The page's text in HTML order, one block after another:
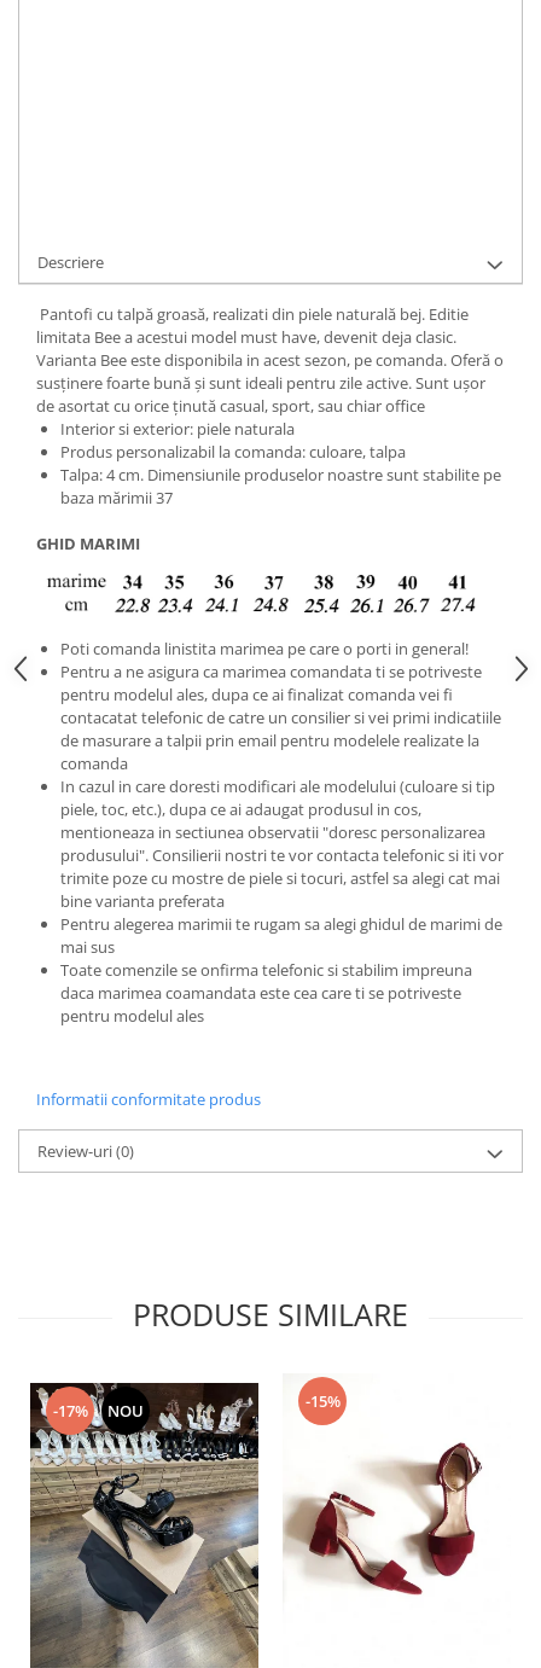
Descriere
Pantofi cu talpă groasă, realizati din piele naturală bej. Editie
limitata Bee a acestui model must have, devenit deja clasic.
Varianta Bee este disponibila in acest sezon, pe comanda. Oferă o
susținere foarte bună și sunt ideali pentru zile active. Sunt ușor
de asortat cu orice ținută casual, sport, sau chiar office
Interior si exterior: piele naturala
Produs personalizabil la comanda: culoare, talpa
Talpa: 4 cm. Dimensiunile produselor noastre sunt stabilite pe
baza mărimii 37
GHID MARIMI
Poti comanda linistita marimea pe care o porti in general!
Pentru a ne asigura ca marimea comandata ti se potriveste
pentru modelul ales, dupa ce ai finalizat comanda vei fi
contacatat telefonic de catre un consilier si vei primi indicatiile
de masurare a talpii prin email pentru modelele realizate la
comanda
In cazul in care doresti modificari ale modelului (culoare si tip
piele, toc, etc.), dupa ce ai adaugat produsul in cos,
mentioneaza in sectiunea observatii "doresc personalizarea
produsului". Consilierii nostri te vor contacta telefonic si iti vor
trimite poze cu mostre de piele si tocuri, astfel sa alegi cat mai
bine varianta preferata
Pentru alegerea marimii te rugam sa alegi ghidul de marimi de
mai sus
Toate comenzile se onfirma telefonic si stabilim impreuna
daca marimea coamandata este cea care ti se potriveste
pentru modelul ales
Informatii conformitate produs
Review-uri(0)
PRODUSE SIMILARE
-17% NOU -15%